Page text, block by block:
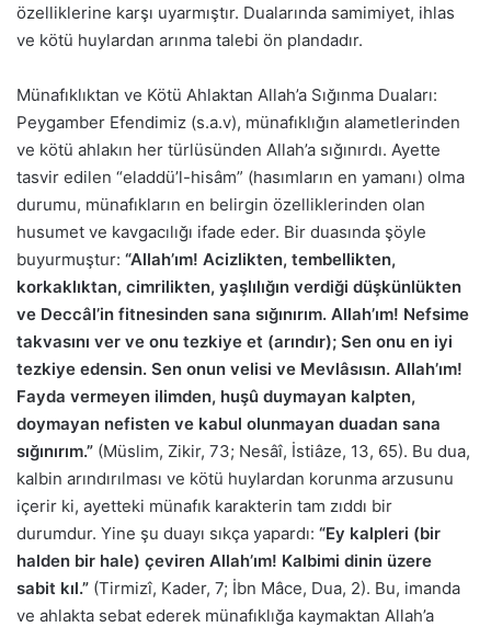
özelliklerine karşı uyarmıştır. Dualarında samimiyet, ihlas
ve kötü huylardan arınma talebi ön plandadır.
Münafıklıktan ve Kötü Ahlaktan Allah’a Sığınma Duaları:
Peygamber Efendimiz (s.a.v), münafıklığın alametlerinden
ve kötü ahlakın her türlüsünden Allah’a sığınırdı. Ayette
tasvir edilen “eladdü’l-hisâm” (hasımların en yamanı) olma
durumu, münafıkların en belirgin özelliklerinden olan
husumet ve kavgacılığı ifade eder. Bir duasında şöyle
buyurmuştur: “Allah’ım! Acizlikten, tembellikten,
korkaklıktan, cimrilikten, yaşlılığın verdiği düşkünlükten
ve Deccâl’in fitnesinden sana sığınırım. Allah’ım! Nefsime
takvasını ver ve onu tezkiye et (arındır); Sen onu en iyi
tezkiye edensin. Sen onun velisi ve Mevlâsısın. Allah’ım!
Fayda vermeyen ilimden, huşû duymayan kalpten,
doymayan nefisten ve kabul olunmayan duadan sana
sığınırım.” (Müslim, Zikir, 73; Nesâî, İstiâze, 13, 65). Bu dua,
kalbin arındırılması ve kötü huylardan korunma arzusunu
içerir ki, ayetteki münafık karakterin tam zıddı bir
durumdur. Yine şu duayı sıkça yapardı: “Ey kalpleri (bir
halden bir hale) çeviren Allah’ım! Kalbimi dinin üzere
sabit kıl.” (Tirmizî, Kader, 7; İbn Mâce, Dua, 2). Bu, imanda
ve ahlakta sebat ederek münafıklığa kaymaktan Allah’a